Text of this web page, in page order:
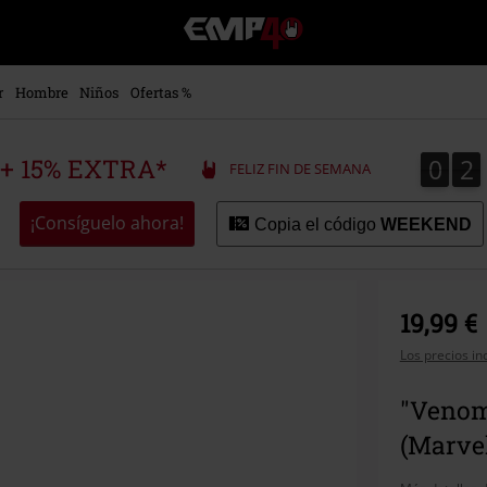
EMP
-
Música,
Merch
Ropa
Alternativa
Hombre Niños Ofertas %
15% EXTRA* FELIZ FIN DE SEMANA 0
0 2
2
¡Consíguelo ahora! Copia el código WEEKEND
19,99 €
Los precios